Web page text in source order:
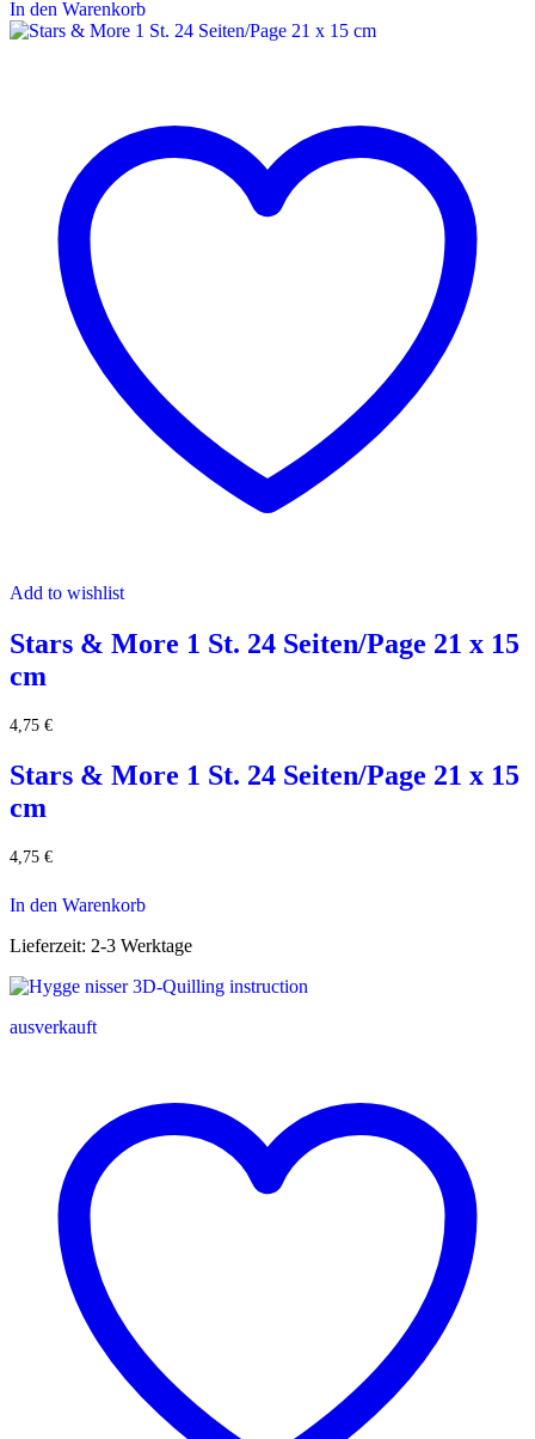
In den Warenkorb
Add to wishlist
Stars & More 1 St. 24 Seiten/Page 21 x 15
cm
4,75 €
Stars & More 1 St. 24 Seiten/Page 21 x 15
cm
4,75 €
In den Warenkorb
Lieferzeit: 2-3 Werktage
ausverkauft